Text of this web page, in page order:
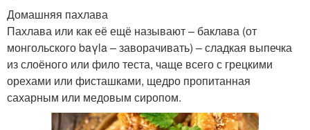
Домашняя пахлава
Пахлава или как её ещё называют – баклава (от
монгольского baγla – заворачивать) – сладкая выпечка
из слоёного или фило теста, чаще всего с грецкими
орехами или фисташками, щедро пропитанная
сахарным или медовым сиропом.